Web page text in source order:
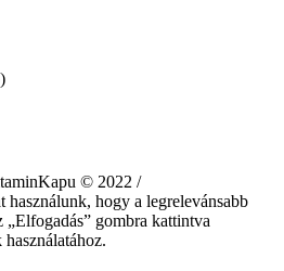
© 2022 /
hogy a legrelevánsabb
gombra kattintva